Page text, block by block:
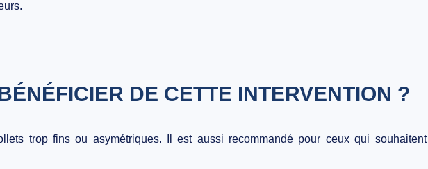
DE CETTE INTERVENTION ?
trop fins ou asymétriques. Il est aussi recommandé pour ceux qui souhaitent